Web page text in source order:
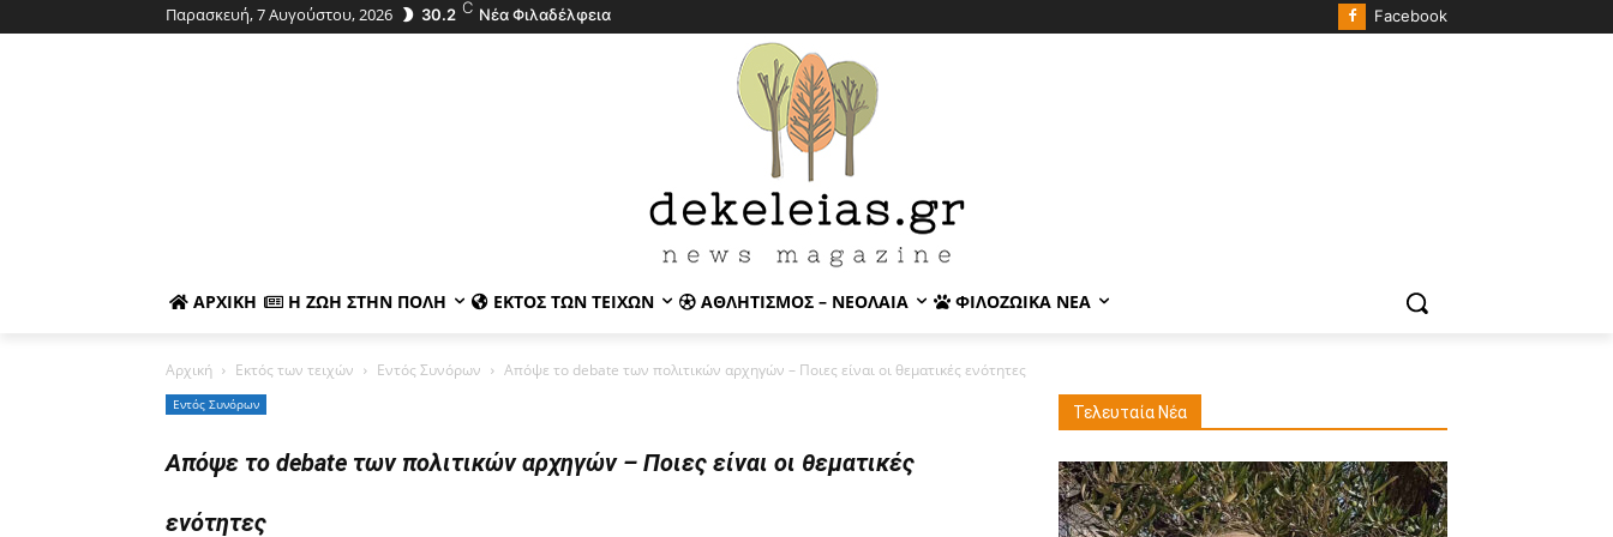
Παρασκευή, 7 Αυγούστου, 2026 30.2 C Νέα Φιλαδέλφεια Facebook
ΑΡΧΙΚΉ Η ΖΩΉ ΣΤΗΝ ΠΌΛΗ ΕΚΤΌΣ ΤΩΝ ΤΕΙΧΏΝ ΑΘΛΗΤΙΣΜΌΣ – ΝΕΟΛΑΊΑ ΦΙΛΟΖΩΙΚΆ ΝΈΑ
Αρχική Εκτός των τειχών Εντός Συνόρων Απόψε το debate των πολιτικών αρχηγών – Ποιες είναι οι θεματικές ενότητες
Εντός Συνόρων
Απόψε το debate των πολιτικών αρχηγών – Ποιες είναι οι θεματικές
ενότητες
Τελευταία Νέα